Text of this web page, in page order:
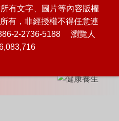
有文字、圖片等內容版權
有，非經授權不得任意連
2-2736-5188 瀏覽人